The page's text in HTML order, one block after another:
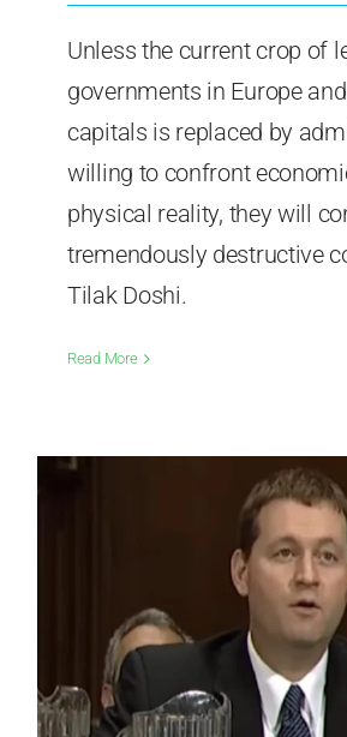
Unless the current crop of
governments in Europe
capitals is replaced by
willing to confront
physical reality, they will
tremendously destructive
Tilak Doshi.
Read More